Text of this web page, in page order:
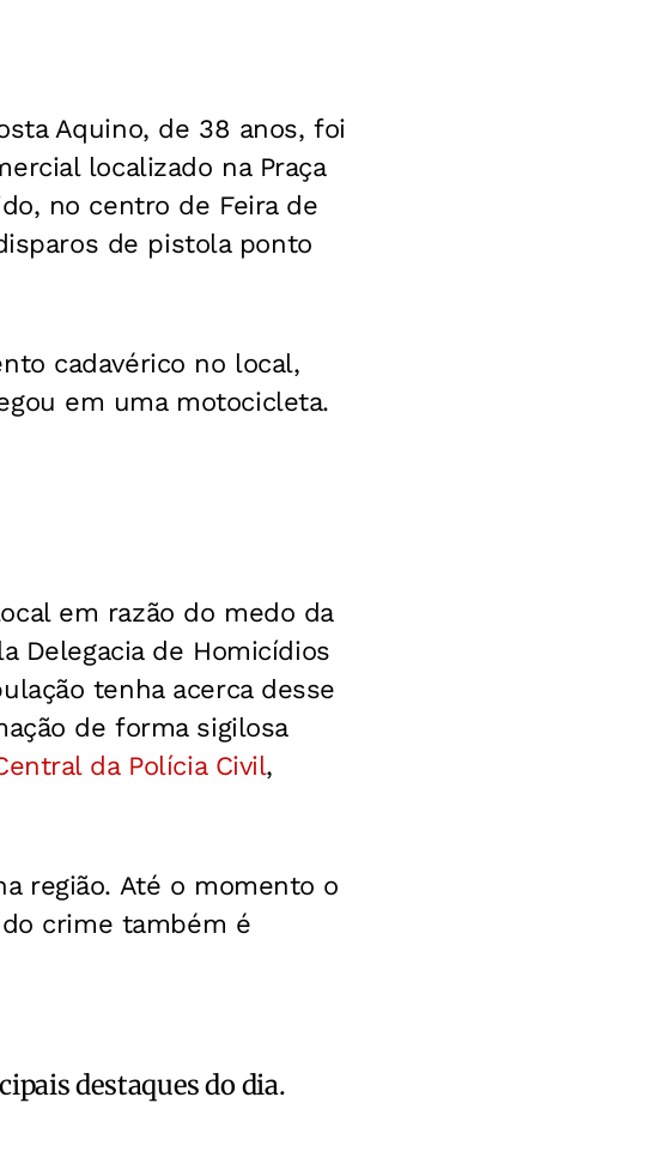
Aquino, de 38 anos, foi
localizado na Praça
no centro de Feira de
de pistola ponto
cadavérico no local,
em uma motocicleta.
em razão do medo da
Delegacia de Homicídios
tenha acerca desse
de forma sigilosa
da Polícia Civil,
região. Até o momento o
crime também é
destaques do dia.